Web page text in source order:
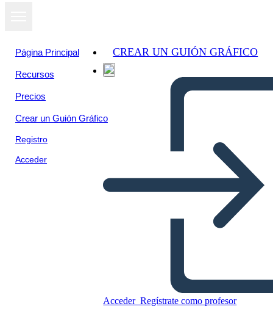
Página Principal
Recursos
Precios
Crear un Guión Gráfico
Registro
Acceder
CREAR UN GUIÓN GRÁFICO
Acceder Regístrate como profesor